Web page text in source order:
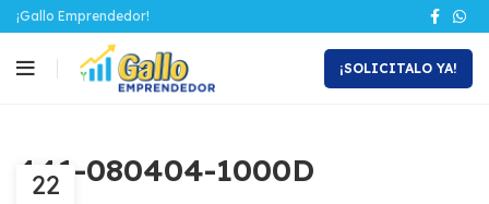
¡Gallo Emprendedor!
¡SOLICITALO YA!
441-080404-1000D
22